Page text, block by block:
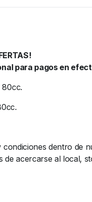
para pagos en
80cc.
dentro de
acercarse al local,